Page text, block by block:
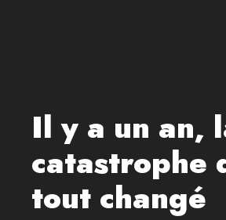
Il y a un an,
catastrophe
tout changé